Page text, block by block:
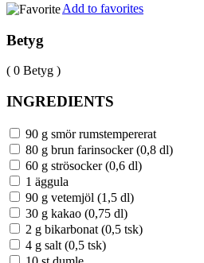
Add to favorites
Betyg
( 0 Betyg )
INGREDIENTS
90 g smör rumstempererat
80 g brun farinsocker (0,8 dl)
60 g strösocker (0,6 dl)
1 äggula
90 g vetemjöl (1,5 dl)
30 g kakao (0,75 dl)
2 g bikarbonat (0,5 tsk)
4 g salt (0,5 tsk)